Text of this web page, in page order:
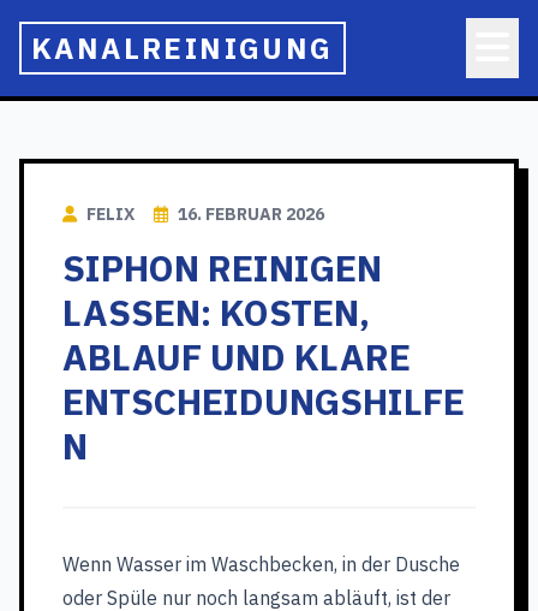
KANALREINIGUNG
FELIX 16. FEBRUAR 2026
SIPHON REINIGEN
LASSEN: KOSTEN,
ABLAUF UND KLARE
ENTSCHEIDUNGSHILFE
N
Wenn Wasser im Waschbecken, in der Dusche
oder Spüle nur noch langsam abläuft, ist der